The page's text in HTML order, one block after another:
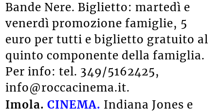
Bande Nere. Biglietto: martedì e
venerdì promozione famiglie, 5
euro per tutti e biglietto gratuito al
quinto componente della famiglia.
Per info: tel. 349/5162425,
info@roccacinema.it.
Imola.CINEMA. Indiana Jones e